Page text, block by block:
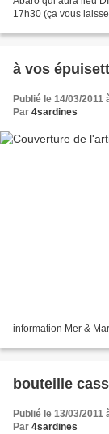
17h30 (ça vous
à vos
Publié le 14/03/2011
Par 4sardines
information Mer &
bouteille
Publié le 13/03/2011
Par 4sardines